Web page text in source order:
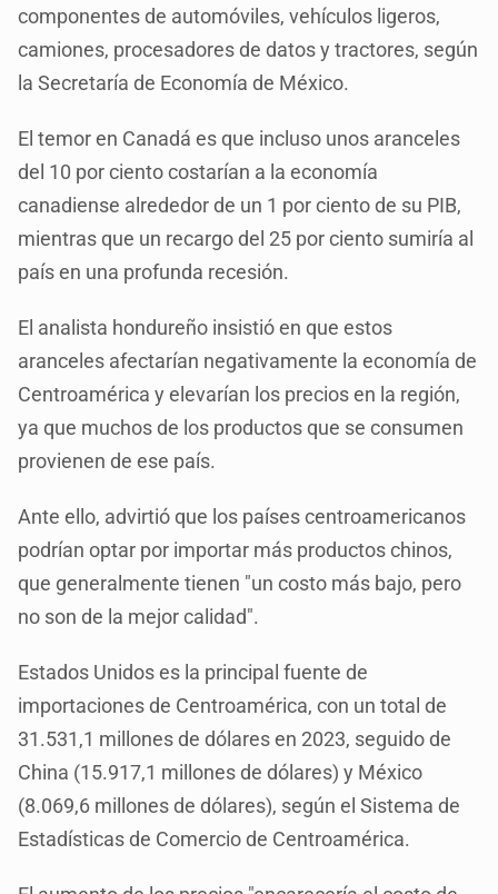
componentes de automóviles, vehículos ligeros,
camiones, procesadores de datos y tractores, según
la Secretaría de Economía de México.
El temor en Canadá es que incluso unos aranceles
del 10 por ciento costarían a la economía
canadiense alrededor de un 1 por ciento de su PIB,
mientras que un recargo del 25 por ciento sumiría al
país en una profunda recesión.
El analista hondureño insistió en que estos
aranceles afectarían negativamente la economía de
Centroamérica y elevarían los precios en la región,
ya que muchos de los productos que se consumen
provienen de ese país.
Ante ello, advirtió que los países centroamericanos
podrían optar por importar más productos chinos,
que generalmente tienen "un costo más bajo, pero
no son de la mejor calidad".
Estados Unidos es la principal fuente de
importaciones de Centroamérica, con un total de
31.531,1 millones de dólares en 2023, seguido de
China (15.917,1 millones de dólares) y México
(8.069,6 millones de dólares), según el Sistema de
Estadísticas de Comercio de Centroamérica.